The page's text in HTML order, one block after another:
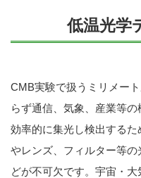
低温光学
CMB実験で扱うミリメー
らず通信、気象、産業等
効率的に集光し検出する
やレンズ、フィルター等
どが不可欠です。宇宙・